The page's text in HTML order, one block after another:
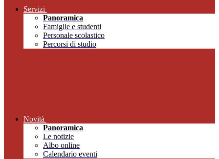
Servizi
Panoramica
Famiglie e studenti
Personale scolastico
Percorsi di studio
Novità
Panoramica
Le notizie
Albo online
Calendario eventi